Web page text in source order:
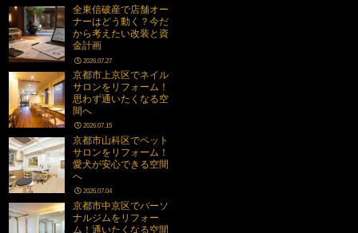
全東信破産で店舗オー
ナーはどう動く？今だ
から考えたい改装と資
金計画
2026.07.27
京都市上京区でネイル
サロンをリフォーム！
思わず通いたくなる空
間へ
2026.07.15
京都市山科区でペット
サロンをリフォーム！
愛犬が安心できる空間
へ
2026.07.04
京都市中京区でパーソ
ナルジムをリフォー
ム！通いたくなる空間